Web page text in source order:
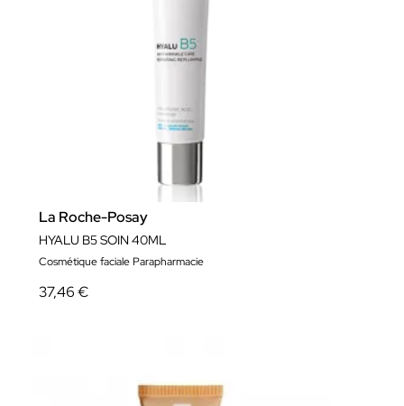
La Roche-Posay
HYALU B5 SOIN 40ML
Cosmétique faciale Parapharmacie
37,46 €